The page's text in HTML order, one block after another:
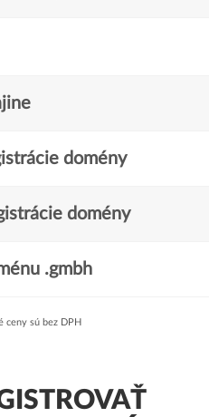
domény
domény
.gmbh
ceny sú bez DPH